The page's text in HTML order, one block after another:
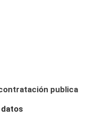
publica